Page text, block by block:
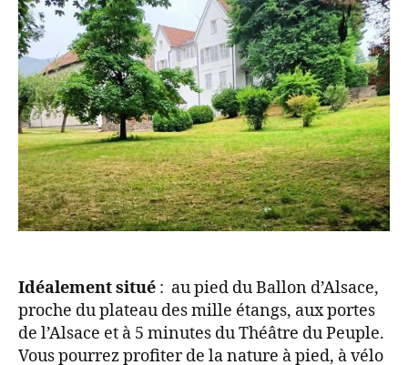
Idéalement situé : au pied du Ballon d’Alsace,
proche du plateau des mille étangs, aux portes
de l’Alsace et à 5 minutes du Théâtre du Peuple.
Vous pourrez profiter de la nature à pied, à vélo